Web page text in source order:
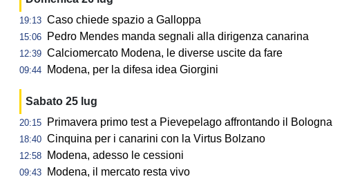
19:13 Caso chiede spazio a Galloppa
15:06 Pedro Mendes manda segnali alla dirigenza canarina
12:39 Calciomercato Modena, le diverse uscite da fare
09:44 Modena, per la difesa idea Giorgini
Sabato 25 lug
20:15 Primavera primo test a Pievepelago affrontando il Bologna
18:40 Cinquina per i canarini con la Virtus Bolzano
12:58 Modena, adesso le cessioni
09:43 Modena, il mercato resta vivo